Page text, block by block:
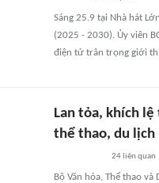
Sáng 25.9 tại Nhà hát
(2025 - 2030). Ủy viên
điện tử trân trọng giới
Lan tỏa, khích
thể thao, du lịch
24liên quan
Bộ Văn hóa, Thể thao